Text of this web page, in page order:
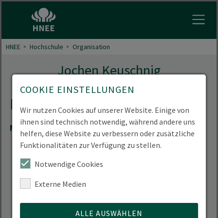
HNEE Hochschule Organisation
Jochen Keuschnig
Kontakt
Mail Jochen.Keuschnig(at)hnee.de
COOKIE EINSTELLUNGEN
Wir nutzen Cookies auf unserer Website. Einige von
ihnen sind technisch notwendig, während andere uns
helfen, diese Website zu verbessern oder zusätzliche
Funktionalitäten zur Verfügung zu stellen.
Notwendige Cookies
Externe Medien
ALLE AUSWÄHLEN